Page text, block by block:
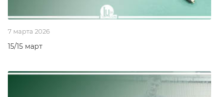
7 марта 2026
15/15 март